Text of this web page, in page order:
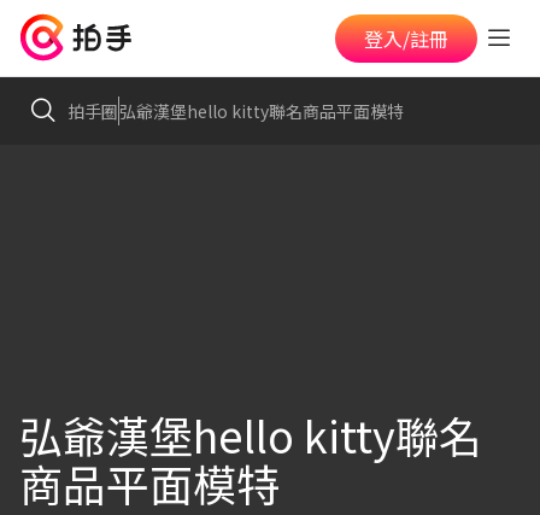
登入/註冊
拍手圈弘爺漢堡hello kitty聯名商品平面模特
弘爺漢堡hello kitty聯名
商品平面模特